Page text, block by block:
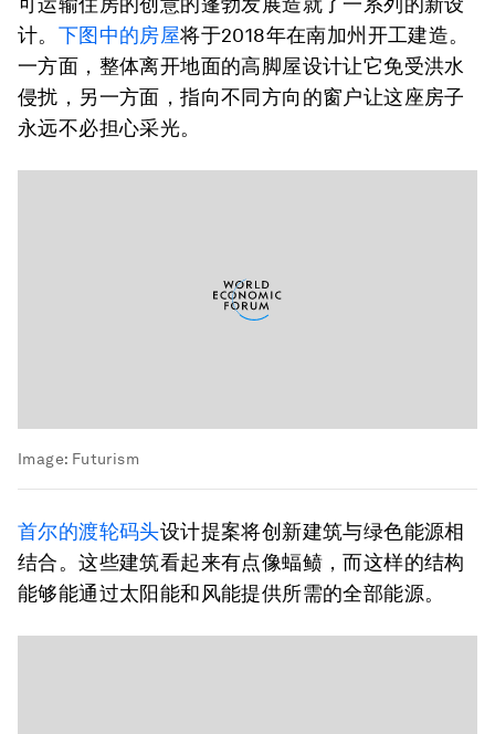
计。 下图中的房屋将于2018年在南加州开工建造。
一方面，整体离开地面的高脚屋设计让它免受洪水
侵扰，另一方面，指向不同方向的窗户让这座房子
永远不必担心采光。
Image: Futurism
首尔的渡轮码头设计提案将创新建筑与绿色能源相
结合。这些建筑看起来有点像蝠鲼，而这样的结构
能够能通过太阳能和风能提供所需的全部能源。